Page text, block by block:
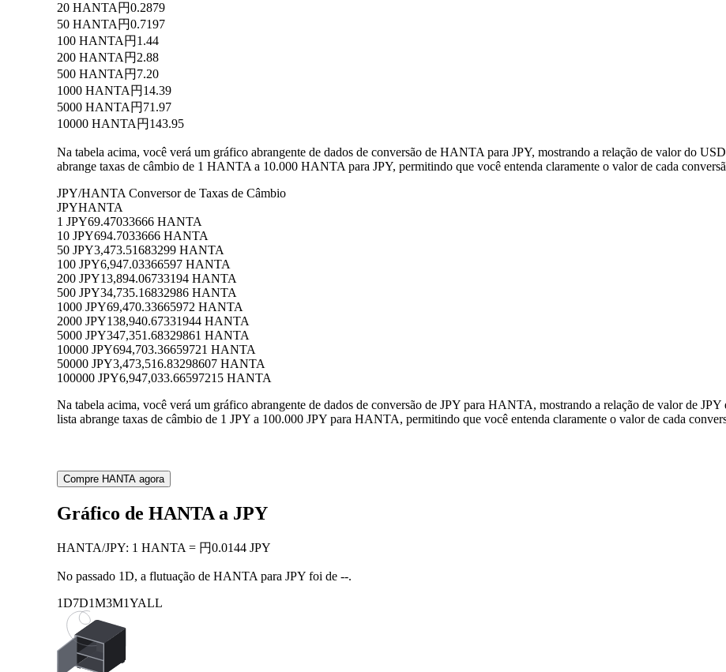
20 HANTA 円0.2879
50 HANTA 円0.7197
100 HANTA 円1.44
200 HANTA 円2.88
500 HANTA 円7.20
1000 HANTA 円14.39
5000 HANTA 円71.97
10000 HANTA 円143.95
Na tabela acima, você verá um gráfico abrangente de dados de conversão de HANTA para JPY, mostrando a relação de valor do
abrange taxas de câmbio de 1 HANTA a 10.000 HANTA para JPY, permitindo que você entenda claramente o valor de cada
JPY/HANTA Conversor de Taxas de Câmbio
JPYHANTA
1 JPY69.47033666 HANTA
10 JPY694.7033666 HANTA
50 JPY3,473.51683299 HANTA
100 JPY6,947.03366597 HANTA
200 JPY13,894.06733194 HANTA
500 JPY34,735.16832986 HANTA
1000 JPY69,470.33665972 HANTA
2000 JPY138,940.67331944 HANTA
5000 JPY347,351.68329861 HANTA
10000 JPY694,703.36659721 HANTA
50000 JPY3,473,516.83298607 HANTA
100000 JPY6,947,033.66597215 HANTA
Na tabela acima, você verá um gráfico abrangente de dados de conversão de JPY para HANTA, mostrando a relação de valor de
lista abrange taxas de câmbio de 1 JPY a 100.000 JPY para HANTA, permitindo que você entenda claramente o valor de cada
Compre HANTA agora
Gráfico de HANTA a JPY
HANTA/JPY: 1 HANTA = 円0.0144 JPY
No passado 1D, a flutuação de HANTA para JPY foi de --.
1D7D1M3M1YALL